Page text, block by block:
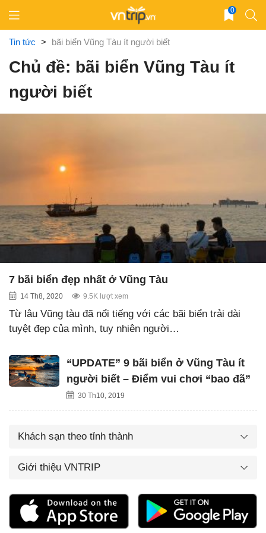
content
0
Tin tức > bãi biển Vũng Tàu ít người biết
Chủ đề: bãi biển Vũng Tàu ít
người biết
7 bãi biển đẹp nhất ở Vũng Tàu
14 Th8, 2020 9.5K lượt xem
Từ lâu Vũng tàu đã nổi tiếng với các bãi biển trải dài
tuyệt đẹp của mình, tuy nhiên người…
“UPDATE” 9 bãi biển ở Vũng Tàu ít
người biết – Điểm vui chơi “bao đã”
30 Th10, 2019
Khách sạn theo tỉnh thành
Giới thiệu VNTRIP